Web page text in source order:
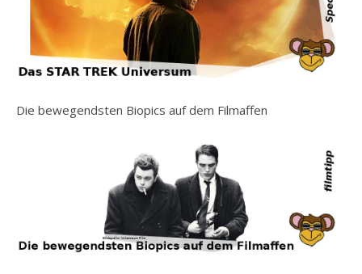
Die bewegendsten Biopics auf dem Filmaffen